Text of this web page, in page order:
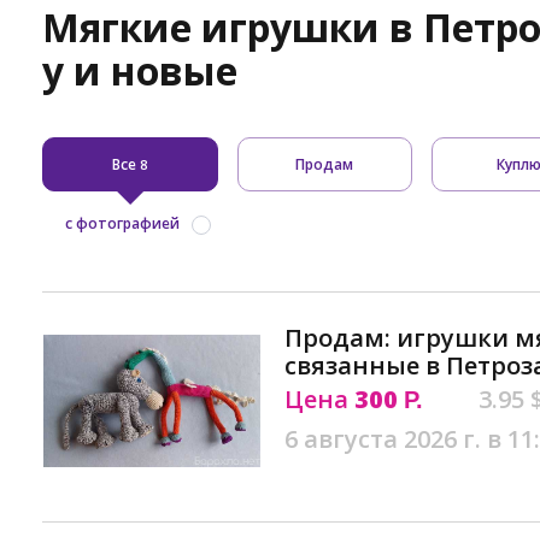
Мягкие игрушки в
у и новые
Все8 Продам
с фотографией
Продам: игрушки
связанные в
Цена 300 Р.
3.95
6 августа 2026 г. в